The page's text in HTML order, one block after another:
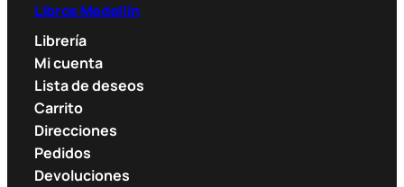
Libros Medellín
Librería
Mi cuenta
Lista de deseos
Carrito
Direcciones
Pedidos
Devoluciones